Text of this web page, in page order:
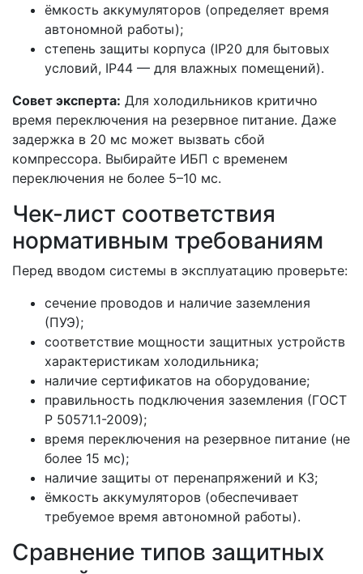
ёмкость аккумуляторов (определяет время
автономной работы);
степень защиты корпуса (IP20 для бытовых
условий, IP44 — для влажных помещений).
Совет эксперта: Для холодильников критично
время переключения на резервное питание. Даже
задержка в 20 мс может вызвать сбой
компрессора. Выбирайте ИБП с временем
переключения не более 5–10 мс.
Чек-лист соответствия
нормативным требованиям
Перед вводом системы в эксплуатацию проверьте:
сечение проводов и наличие заземления
(ПУЭ);
соответствие мощности защитных устройств
характеристикам холодильника;
наличие сертификатов на оборудование;
правильность подключения заземления (ГОСТ
Р 50571.1-2009);
время переключения на резервное питание (не
более 15 мс);
наличие защиты от перенапряжений и КЗ;
ёмкость аккумуляторов (обеспечивает
требуемое время автономной работы).
Сравнение типов защитных